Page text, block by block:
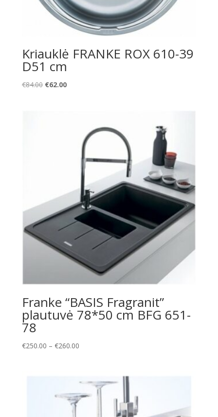
Kriauklė FRANKE ROX 610-39
D51 cm
€84.00 Original
€62.00Current
Franke “BASIS Fragranit”
plautuvė 78*50 cm BFG 651-
78
€250.00 – €260.00Price
through
€260.00